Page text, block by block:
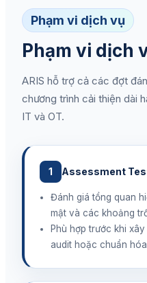
Phạm vi dịch vụ
Phạm vi dịch
ARIS hỗ trợ cả các đợt
chương trình cải thiện dài
IT và OT.
1 Assessment
Đánh giá tổng quan
mật và các khoảng
Phù hợp trước khi xây
audit hoặc chuẩn